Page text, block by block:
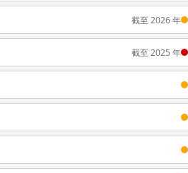
截至 2026 年
截至 2025 年